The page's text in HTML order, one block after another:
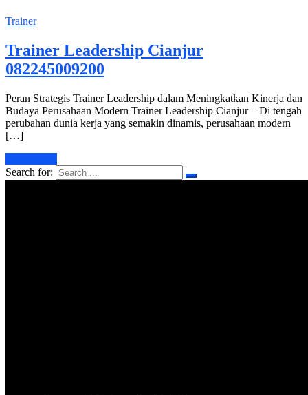
Trainer
Trainer Leadership Cianjur
082245009200
Peran Strategis Trainer Leadership dalam Meningkatkan Kinerja dan
Budaya Perusahaan Modern Trainer Leadership Cianjur – Di tengah
perubahan dunia kerja yang semakin dinamis, perusahaan modern
[…]
Search for: